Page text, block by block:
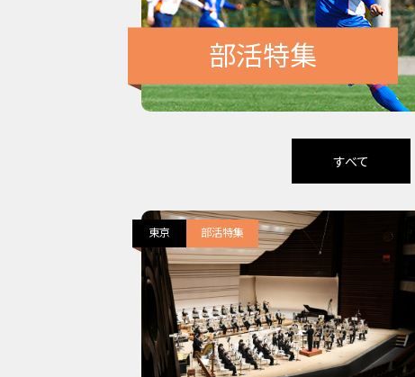
部活特集
すべて
東京 部活特集